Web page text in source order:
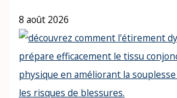
8 août 2026